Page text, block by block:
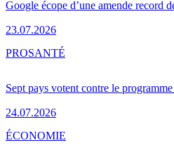
Google écope d’une amende record
23.07.2026
Sept pays votent contre le
24.07.2026
PROSANTÉ
ÉCONOMIE